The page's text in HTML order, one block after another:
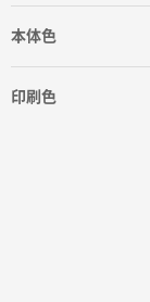
本体色
印刷色